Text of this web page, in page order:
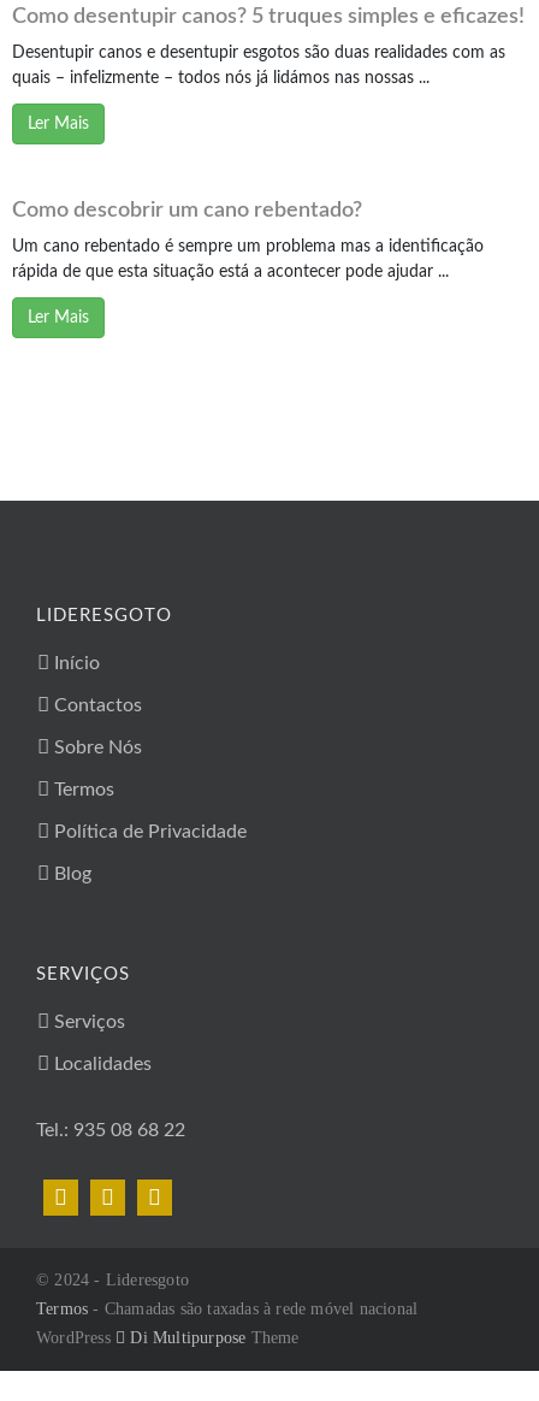
Como desentupir canos? 5 truques simples e eficazes!
Desentupir canos e desentupir esgotos são duas realidades com as
quais – infelizmente – todos nós já lidámos nas nossas ...
Ler Mais
Como descobrir um cano rebentado?
Um cano rebentado é sempre um problema mas a identificação
rápida de que esta situação está a acontecer pode ajudar ...
Ler Mais
LIDERESGOTO
Início
Contactos
Sobre Nós
Termos
Política de Privacidade
Blog
SERVIÇOS
Serviços
Localidades
Tel.: 935 08 68 22
© 2024 - Lideresgoto
Termos - Chamadas são taxadas à rede móvel nacional
WordPress
Di Multipurpose Theme